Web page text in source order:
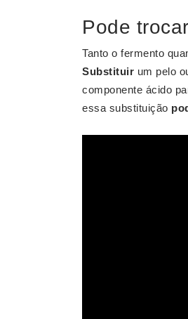
Pode
Tanto o fermento
Substituir um pelo
componente ácido
essa substituição